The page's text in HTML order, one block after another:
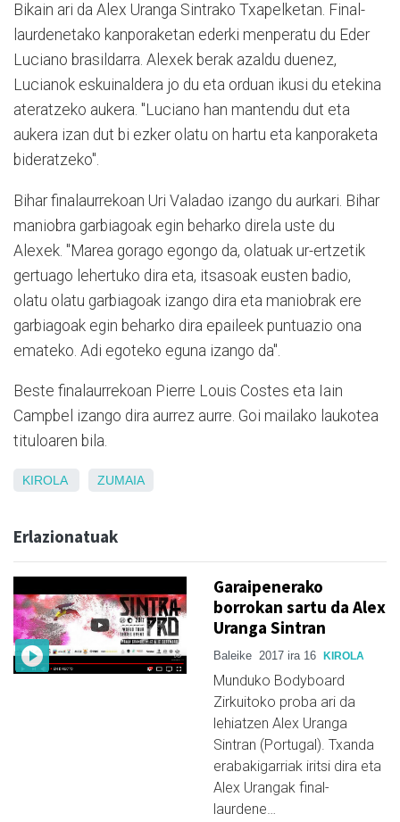
Bikain ari da Alex Uranga Sintrako Txapelketan. Final-
laurdenetako kanporaketan ederki menperatu du Eder
Luciano brasildarra. Alexek berak azaldu duenez,
Lucianok eskuinaldera jo du eta orduan ikusi du etekina
ateratzeko aukera. "Luciano han mantendu dut eta
aukera izan dut bi ezker olatu on hartu eta kanporaketa
bideratzeko".
Bihar finalaurrekoan Uri Valadao izango du aurkari. Bihar
maniobra garbiagoak egin beharko direla uste du
Alexek. "Marea gorago egongo da, olatuak ur-ertzetik
gertuago lehertuko dira eta, itsasoak eusten badio,
olatu olatu garbiagoak izango dira eta maniobrak ere
garbiagoak egin beharko dira epaileek puntuazio ona
emateko. Adi egoteko eguna izango da".
Beste finalaurrekoan Pierre Louis Costes eta Iain
Campbel izango dira aurrez aurre. Goi mailako laukotea
tituloaren bila.
KIROLA ZUMAIA
Erlazionatuak
Garaipenerako
borrokan sartu da Alex
Uranga Sintran
Baleike 2017 ira 16 KIROLA
Munduko Bodyboard
Zirkuitoko proba ari da
lehiatzen Alex Uranga
Sintran (Portugal). Txanda
erabakigarriak iritsi dira eta
Alex Urangak final-
laurdene…